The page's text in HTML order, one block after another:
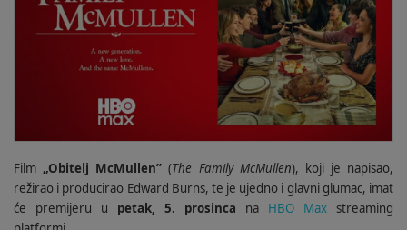
Film„Obitelj McMullen”(The Family McMullen), koji je napisao,
režirao i producirao Edward Burns, te je ujedno i glavni glumac, imat
će premijeru u petak, 5. prosinca na HBO Max streaming